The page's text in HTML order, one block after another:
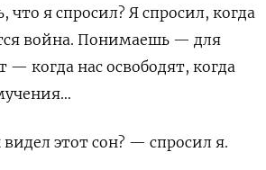
, что я спросил? Я спросил, когда
война. Понимаешь — для
— когда нас освободят, когда
этот сон? — спросил я.